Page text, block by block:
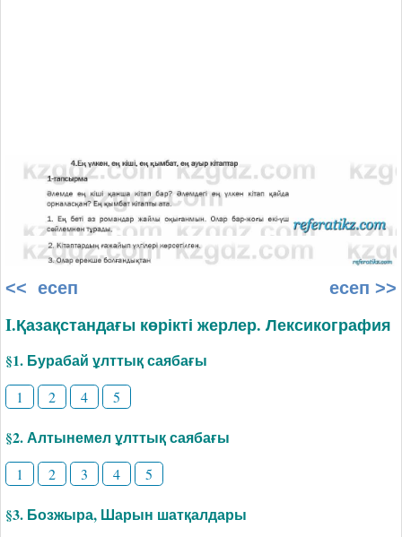
<< есеп есеп >>
I.Қазақстандағы көрікті жерлер. Лексикография
§1. Бурабай ұлттық саябағы
1 2 4 5
§2. Алтынемел ұлттық саябағы
1 2 3 4 5
§3. Бозжыра, Шарын шатқалдары